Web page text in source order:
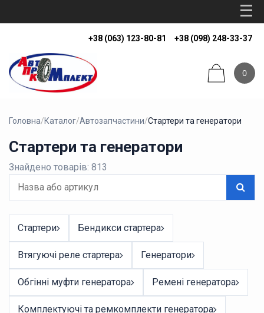
+38 (063) 123-80-81 +38 (098) 248-33-37
0
Головна/Каталог/Автозапчастини/Стартери та генератори
Стартери та генератори
Знайдено товарів: 813
Стартери Бендикси стартера
Втягуючі реле стартера Генератори
Обгінні муфти генератора Ремені генератора
Комплектуючі та ремкомплекти генератора